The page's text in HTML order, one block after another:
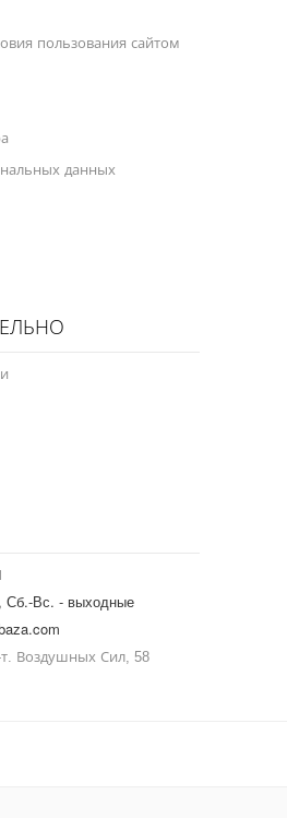
пользования сайтом
данных
Сб.-Вс. - выходные
Воздушных Сил, 58